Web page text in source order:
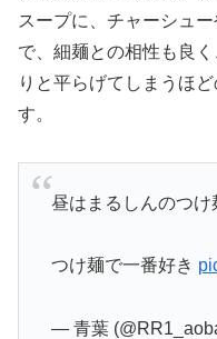
スープに、チャーシュ
で、細麺との相性も良
りと平らげてしまうほ
す。
昼はまるしんのつけ
つけ麺で一番好き
— 青葉